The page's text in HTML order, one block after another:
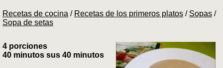
Recetas de cocina / Recetas de los primeros platos / Sopas /
Sopa de setas
4 porciones
40 minutos sus 40 minutos